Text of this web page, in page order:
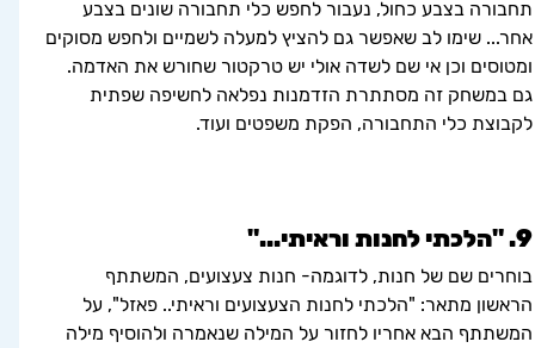
תחבורה בצבע כחול, נעבור לחפש כלי תחבורה שונים בצבע
אחר... שימו לב שאפשר גם להציץ למעלה לשמיים ולחפש מסוקים
ומטוסים וכן אי שם לשדה אולי יש טרקטור שחורש את האדמה.
גם במשחק זה מסתתרת הזדמנות נפלאה לחשיפה שפתית
לקבוצת כלי התחבורה, הפקת משפטים ועוד.
9. "הלכתי לחנות וראיתי..."
בוחרים שם של חנות, לדוגמה- חנות צעצועים, המשתתף
הראשון מתאר: "הלכתי לחנות הצעצועים וראיתי.. פאזל", על
המשתתף הבא אחריו לחזור על המילה שנאמרה ולהוסיף מילה